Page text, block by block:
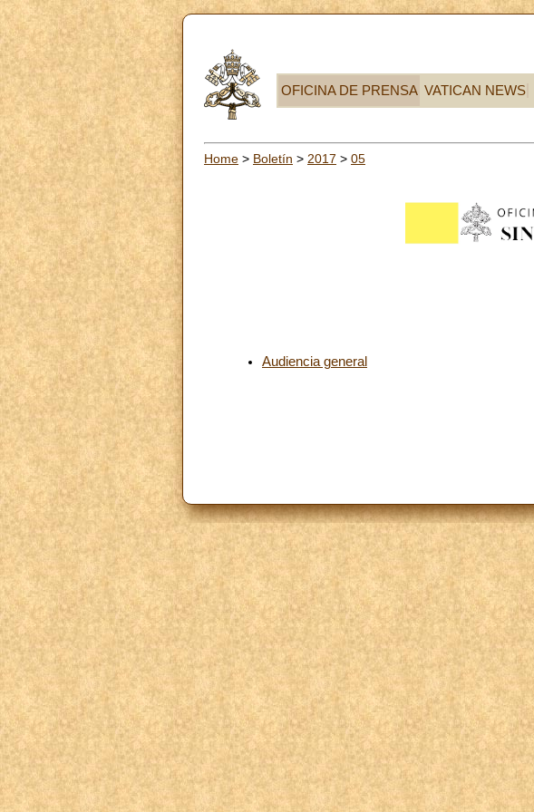
OFICINA DE PRENSA VATICAN NEWS
Home > Boletín > 2017 > 05
Audiencia general